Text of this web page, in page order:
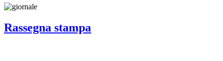
Rassegna stampa